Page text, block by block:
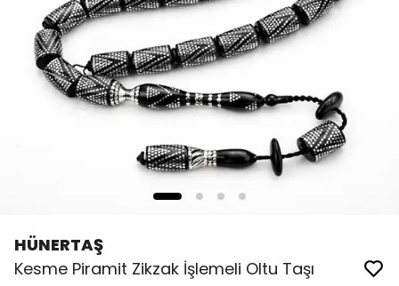
HÜNERTAŞ
Kesme Piramit Zikzak İşlemeli Oltu Taşı